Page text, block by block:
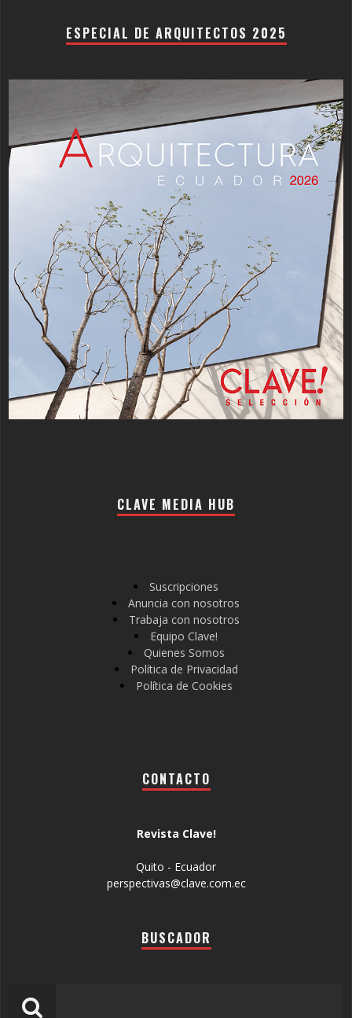
ESPECIAL DE ARQUITECTOS 2025
CLAVE MEDIA HUB
Suscripciones
Anuncia con nosotros
Trabaja con nosotros
Equipo Clave!
Quienes Somos
Política de Privacidad
Política de Cookies
CONTACTO
Revista Clave!
Quito - Ecuador
perspectivas@clave.com.ec
BUSCADOR